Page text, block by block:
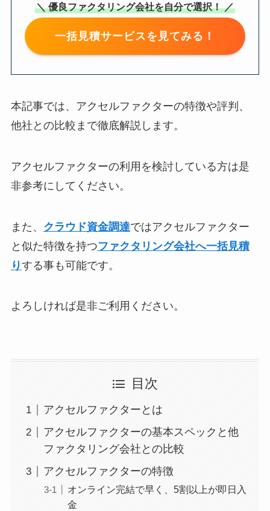
＼ 優良ファクタリング会社を自分で選択！ ／
一括見積サービスを見てみる！
本記事では、アクセルファクターの特徴や評判、
他社との比較まで徹底解説します。
アクセルファクターの利用を検討している方は是
非参考にしてください。
また、 クラウド資金調達ではアクセルファクター
と似た特徴を持つファクタリング会社へ一括見積
りする事も可能です。
よろしければ是非ご利用ください。
目次
アクセルファクターとは
アクセルファクターの基本スペックと他
ファクタリング会社との比較
アクセルファクターの特徴
オンライン完結で早く、5割以上が即日入
金